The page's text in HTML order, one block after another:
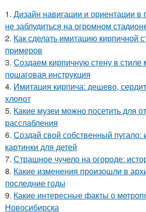
1. Дизайн навигации и ориентации в
не заблудиться на огромном
2. Как сделать имитацию кирпичной
примеров
3. Создаем кирпичную стену в стиле
пошаговая инструкция
4. Имитация кирпича: дешево,
хлопот
5. Какие музеи можно посетить для
расслабления
6. Создай свой собственный пугало:
картинки для детей
7. Страшное чучело на огороде:
8. Какие изменения произошли в
последние годы
9. Какие интересные факты о
Новосибирска